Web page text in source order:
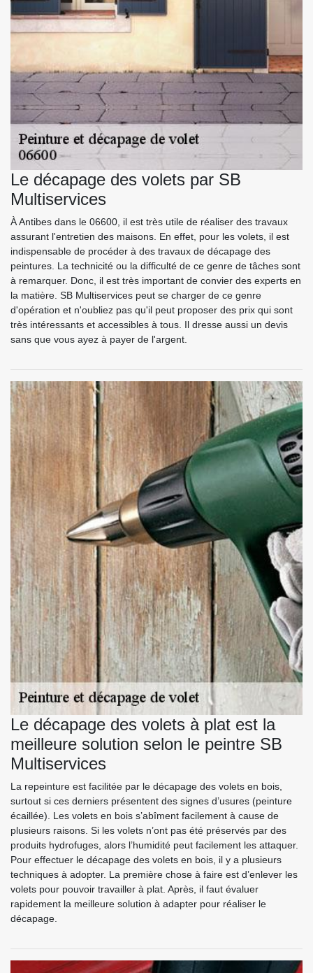
Le décapage des volets par SB
Multiservices
À Antibes dans le 06600, il est très utile de réaliser des travaux
assurant l'entretien des maisons. En effet, pour les volets, il est
indispensable de procéder à des travaux de décapage des
peintures. La technicité ou la difficulté de ce genre de tâches sont
à remarquer. Donc, il est très important de convier des experts en
la matière. SB Multiservices peut se charger de ce genre
d'opération et n'oubliez pas qu'il peut proposer des prix qui sont
très intéressants et accessibles à tous. Il dresse aussi un devis
sans que vous ayez à payer de l'argent.
Le décapage des volets à plat est la
meilleure solution selon le peintre SB
Multiservices
La repeinture est facilitée par le décapage des volets en bois,
surtout si ces derniers présentent des signes d’usures (peinture
écaillée). Les volets en bois s’abîment facilement à cause de
plusieurs raisons. Si les volets n’ont pas été préservés par des
produits hydrofuges, alors l’humidité peut facilement les attaquer.
Pour effectuer le décapage des volets en bois, il y a plusieurs
techniques à adopter. La première chose à faire est d’enlever les
volets pour pouvoir travailler à plat. Après, il faut évaluer
rapidement la meilleure solution à adapter pour réaliser le
décapage.